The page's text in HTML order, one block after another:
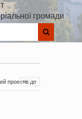
громади
проектів до
про збір ідей